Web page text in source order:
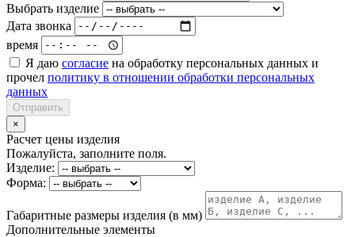
Выбрать изделие
Дата звонка
время
Я даю согласие на обработку персональных данных и
прочел политику в отношении обработки персональных
данных
Отправить
×
Расчет цены изделия
Пожалуйста, заполните поля.
Изделие:
Форма:
Габаритные размеры изделия (в мм)
Дополнительные элементы